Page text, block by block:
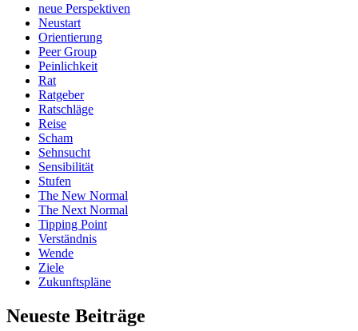
neue Perspektiven
Neustart
Orientierung
Peer Group
Peinlichkeit
Rat
Ratgeber
Ratschläge
Reise
Scham
Sehnsucht
Sensibilität
Stufen
The New Normal
The Next Normal
Tipping Point
Verständnis
Wende
Ziele
Zukunftspläne
Neueste Beiträge